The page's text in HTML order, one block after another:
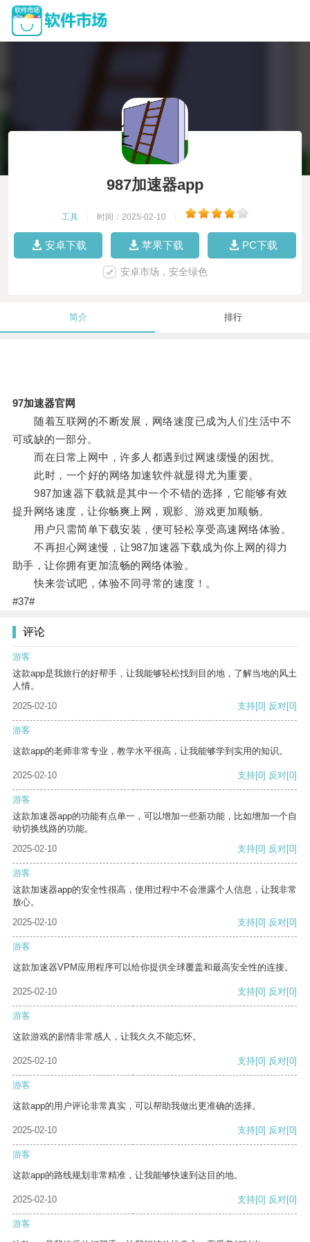
987加速器app
工具 时间：2025-02-10
安卓下载 苹果下载 PC下载
安卓市场，安全绿色
简介 排行
97加速器官网
随着互联网的不断发展，网络速度已成为人们生活中不
可或缺的一部分。
而在日常上网中，许多人都遇到过网速缓慢的困扰。
此时，一个好的网络加速软件就显得尤为重要。
987加速器下载就是其中一个不错的选择，它能够有效
提升网络速度，让你畅爽上网，观影、游戏更加顺畅。
用户只需简单下载安装，便可轻松享受高速网络体验。
不再担心网速慢，让987加速器下载成为你上网的得力
助手，让你拥有更加流畅的网络体验。
快来尝试吧，体验不同寻常的速度！。
#37#
评论
游客
这款app是我旅行的好帮手，让我能够轻松找到目的地，了解当地的风土
人情。
2025-02-10
支持[0] 反对[0]
游客
这款app的老师非常专业，教学水平很高，让我能够学到实用的知识。
2025-02-10 支持[0] 反对[0]
游客
这款加速器app的功能有点单一，可以增加一些新功能，比如增加一个自
动切换线路的功能。
2025-02-10
支持[0] 反对[0]
游客
这款加速器app的安全性很高，使用过程中不会泄露个人信息，让我非常
放心。
2025-02-10
支持[0] 反对[0]
游客
这款加速器VPM应用程序可以给你提供全球覆盖和最高安全性的连接。
2025-02-10 支持[0] 反对[0]
游客
这款游戏的剧情非常感人，让我久久不能忘怀。
2025-02-10 支持[0] 反对[0]
游客
这款app的用户评论非常真实，可以帮助我做出更准确的选择。
2025-02-10 支持[0] 反对[0]
游客
这款app的路线规划非常精准，让我能够快速到达目的地。
2025-02-10 支持[0] 反对[0]
游客